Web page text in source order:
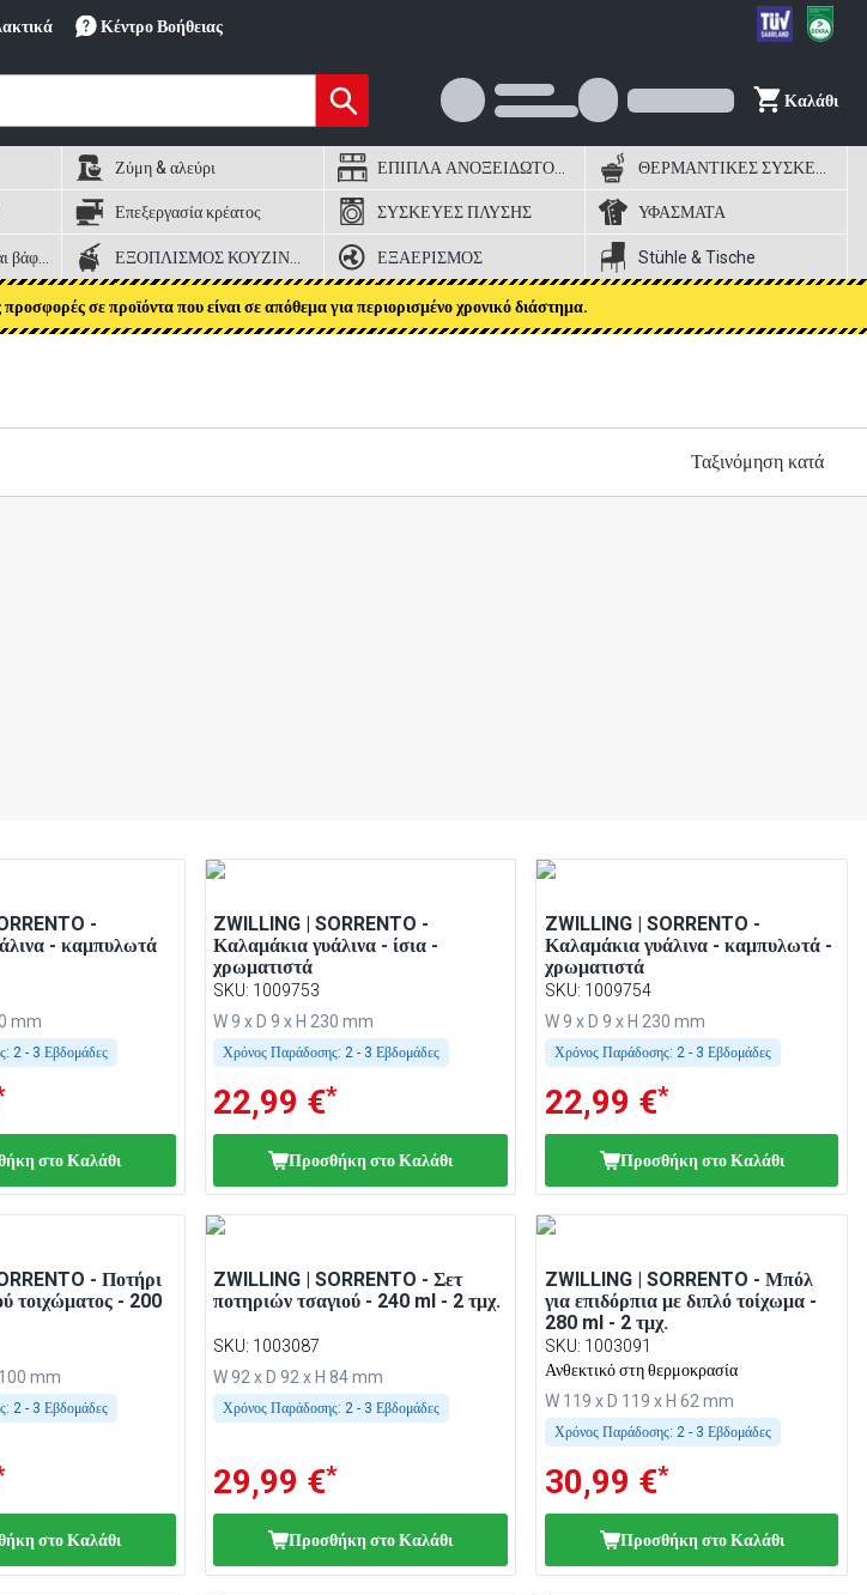
Κέντρο Βοήθειας
Καλάθι
Ζύμη & αλεύρι ΕΠΙΠΛΑ ΑΝΟΞΕΙΔΩΤΟΣ ΧΑΛΥΒΑΣ
Επεξεργασία κρέατος ΣΥΣΚΕΥΕΣ ΠΛΥΣΗΣ ΥΦΑΣΜΑΤΑ
Καφετέρια, παγωτά και βάφλες ΕΞΑΕΡΙΣΜΟΣ Stühle & Tische
σε προϊόντα που είναι σε απόθεμα για περιορισμένο χρονικό διάστημα.
Ταξινόμηση κατά
-
- καμπυλωτά
mm
2 - 3 Εβδομάδες
στο Καλάθι
ZWILLING | SORRENTO -
Καλαμάκια γυάλινα - ίσια -
χρωματιστά
SKU: 1009753
W 9 x D 9 x H 230 mm
Χρόνος Παράδοσης: 2 - 3 Εβδομάδες
22,99 €*
Προσθήκη στο Καλάθι
ZWILLING | SORRENTO -
Καλαμάκια γυάλινα - καμπυλωτά -
χρωματιστά
SKU: 1009754
W 9 x D 9 x H 230 mm
Χρόνος Παράδοσης: 2 - 3 Εβδομάδες
22,99 €*
Προσθήκη στο Καλάθι
- Ποτήρι
τοιχώματος - 200
mm
2 - 3 Εβδομάδες
στο Καλάθι
ZWILLING | SORRENTO - Σετ
ποτηριών τσαγιού - 240 ml - 2 τμχ.
SKU: 1003087
W 92 x D 92 x H 84 mm
Χρόνος Παράδοσης: 2 - 3 Εβδομάδες
29,99 €*
Προσθήκη στο Καλάθι
ZWILLING | SORRENTO - Μπόλ
για επιδόρπια με διπλό τοίχωμα -
280 ml - 2 τμχ.
SKU: 1003091
Ανθεκτικό στη θερμοκρασία
W 119 x D 119 x H 62 mm
Χρόνος Παράδοσης: 2 - 3 Εβδομάδες
30,99 €*
Προσθήκη στο Καλάθι